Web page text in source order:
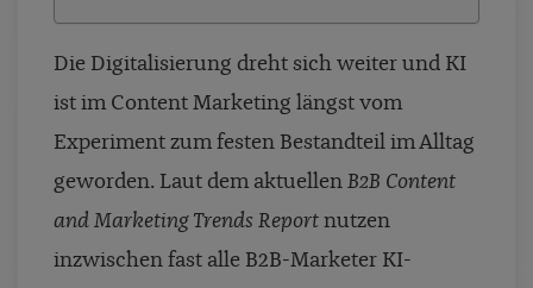
Die Digitalisierung dreht sich weiter und KI
ist im Content Marketing längst vom
Experiment zum festen Bestandteil im Alltag
geworden. Laut dem aktuellen B2B Content
and Marketing Trends Report nutzen
inzwischen fast alle B2B-Marketer KI-